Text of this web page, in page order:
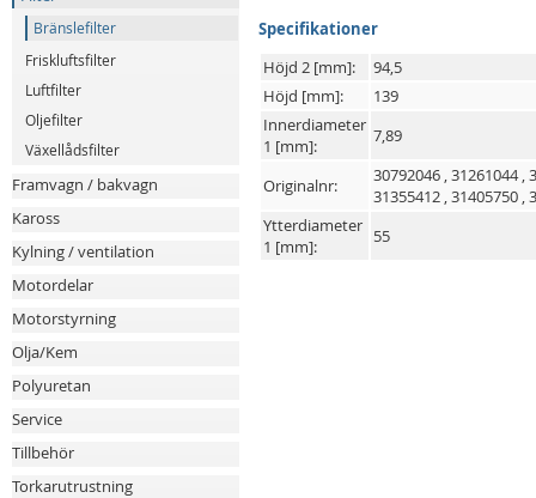
Bränslefilter
Friskluftsfilter
Luftfilter
Oljefilter
Växellådsfilter
Framvagn / bakvagn
Kaross
Kylning / ventilation
Motordelar
Motorstyrning
Olja/Kem
Polyuretan
Service
Tillbehör
Torkarutrustning
Specifikationer
Höjd 2 [mm]:
94,5
Höjd [mm]:
139
Innerdiameter
1 [mm]:
7,89
Originalnr: 30792046 ,31261044,
31355412 ,31405750 ,
Ytterdiameter
1 [mm]:
55